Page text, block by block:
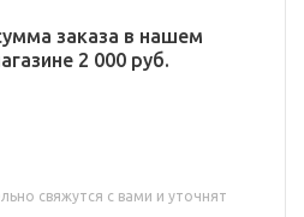
заказа в нашем
2 000 руб.
свяжутся с вами и уточнят